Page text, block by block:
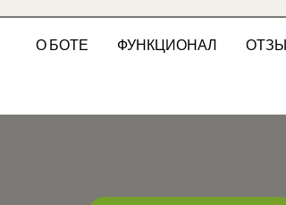
О БОТЕ ФУНКЦИОНАЛ